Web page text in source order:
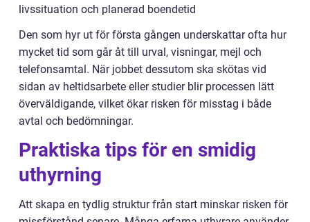
livssituation och planerad boendetid
Den som hyr ut för första gången underskattar ofta hur
mycket tid som går åt till urval, visningar, mejl och
telefonsamtal. När jobbet dessutom ska skötas vid
sidan av heltidsarbete eller studier blir processen lätt
överväldigande, vilket ökar risken för misstag i både
avtal och bedömningar.
Praktiska tips för en smidig
uthyrning
Att skapa en tydlig struktur från start minskar risken för